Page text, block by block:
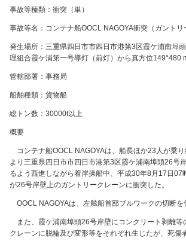
事故等種類：衝突（単）
事故等名：コンテナ船OOCL NAGOYA衝突（ガントリ
発生場所：三重県四日市市四日市港第3区霞ケ浦南埠
理組合霞ケ浦第一号導灯（前灯）から真方位149°480
管轄部署：事務局
船舶種類：貨物船
総トン数：30000t以上
概要
コンテナ船OOCL NAGOYAは、船長ほか23人が乗
より三重県四日市市四日市港第3区霞ケ浦南埠頭26号
るよう西進しながら着岸操船中、平成30年8月17日07
が26号岸壁上のガントリークレーンに衝突した。
OOCL NAGOYAは、左舷船首部ブルワークの切断を
また、霞ケ浦南埠頭26号岸壁にコンクリート剥離等
クレーンに脱輪及び変形等をそれぞれ生じたが、死傷